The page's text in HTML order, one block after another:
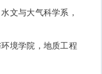
文与大气科学系，
境学院，地质工程